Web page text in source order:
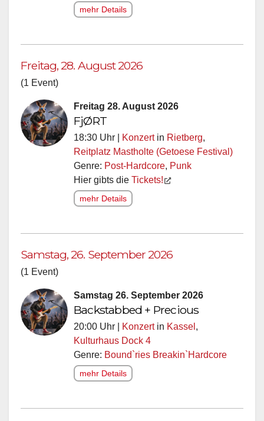
mehr Details
Freitag, 28. August 2026
(1 Event)
Freitag 28. August 2026
FjØRT
18:30 Uhr | Konzertin Rietberg,
Reitplatz Mastholte (Getoese Festival)
Genre: Post-Hardcore, Punk
Hier gibts die Tickets!
mehr Details
Samstag, 26. September 2026
(1 Event)
Samstag 26. September 2026
Backstabbed + Precious
20:00 Uhr | Konzertin Kassel ,
Kulturhaus Dock 4
Genre: Bound`ries Breakin`Hardcore
mehr Details